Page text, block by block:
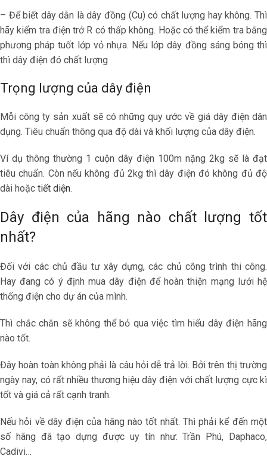
– Để biết dây dẫn là dây đồng (Cu) có chất lượng hay không. Thì
hãy kiểm tra điện trở R có thấp không. Hoặc có thể kiểm tra bằng
phương pháp tuốt lớp vỏ nhựa. Nếu lớp dây đồng sáng bóng thì
thì dây điện đó chất lượng
Trọng lượng của dây điện
Mỗi công ty sản xuất sẽ có những quy ước về giá dây điện dân
dụng. Tiêu chuẩn thông qua độ dài và khối lượng của dây điện.
Ví dụ thông thường 1 cuộn dây điện 100m nặng 2kg sẽ là đạt
tiêu chuẩn. Còn nếu không đủ 2kg thì dây điện đó không đủ độ
dài hoặc tiết diện.
Dây điện của hãng nào chất lượng tốt
nhất?
Đối với các chủ đầu tư xây dựng, các chủ công trình thi công.
Hay đang có ý định mua dây điện để hoàn thiện mạng lưới hệ
thống điện cho dự án của mình.
Thì chắc chắn sẽ không thể bỏ qua việc tìm hiểu dây điện hãng
nào tốt.
Đây hoàn toàn không phải là câu hỏi dễ trả lời. Bởi trên thị trường
ngày nay, có rất nhiều thương hiệu dây điện với chất lượng cực kì
tốt và giá cả rất cạnh tranh.
Nếu hỏi về dây điện của hãng nào tốt nhất. Thì phải kể đến một
số hãng đã tạo dựng được uy tín như: Trần Phú, Daphaco,
Cadivi…